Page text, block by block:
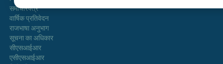
समाचारपत्र
वार्षिक प्रतिवेदन
राजभाषा अनुभाग
सूचना का अधिकार
सीएसआईआर
एसीएसआईआर